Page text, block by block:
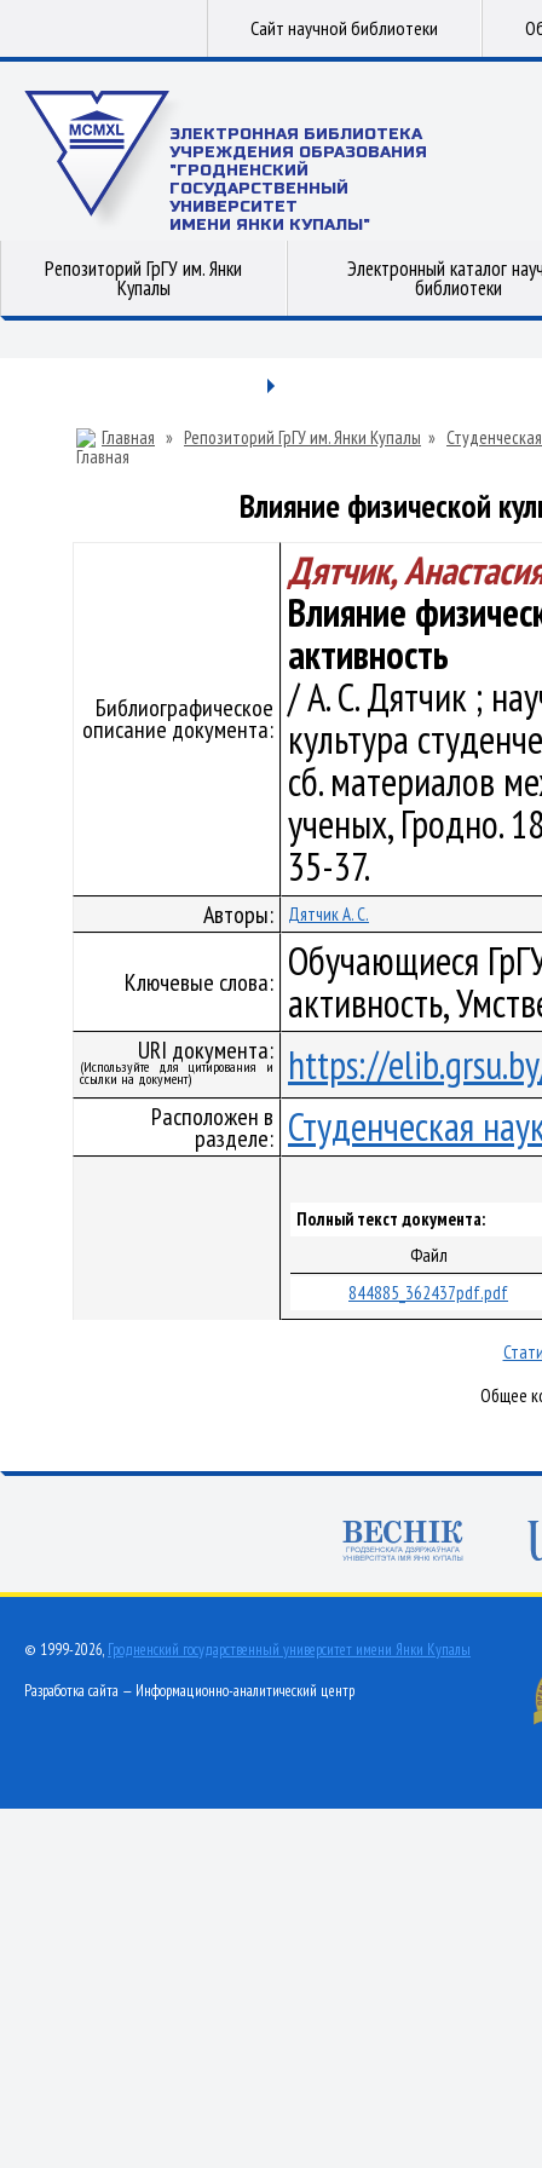
Сайт научной библиотеки
ЭЛЕКТРОННАЯ БИБЛИОТЕКА
УЧРЕЖДЕНИЯ ОБРАЗОВАНИЯ
"ГРОДНЕНСКИЙ
ГОСУДАРСТВЕННЫЙ
УНИВЕРСИТЕТ
ИМЕНИ ЯНКИ КУПАЛЫ"
Репозиторий ГрГУ им. Янки
Купалы
Электронный каталог
библиотеки
Главная » Репозиторий ГрГУ им. Янки Купалы »
Влияние физической
Библиографическое
описание документа:
Дятчик,
Влияние
активность
/ А. С. Дятчик ;
культура
сб. материалов
ученых, Гродно.
35-37.
Авторы: Дятчик А. С.
Ключевые слова: Обучающиеся
активность,
URI документа:
(Используйте для цитирования и
ссылки на документ) https://
Расположен в
разделе: Студенческая
Полный текст документа:
Файл
844885_362437pdf.pdf
Общее
© 1999-2026, Гродненский государственный университет имени Янки Купалы
Разработка сайта — Информационно-аналитический центр